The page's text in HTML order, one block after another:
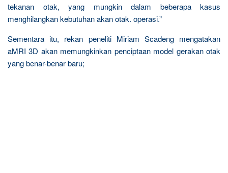
tekanan otak, yang mungkin dalam beberapa kasus
menghilangkan kebutuhan akan otak. operasi.”
Sementara itu, rekan peneliti Miriam Scadeng mengatakan
aMRI 3D akan memungkinkan penciptaan model gerakan otak
yang benar-benar baru;